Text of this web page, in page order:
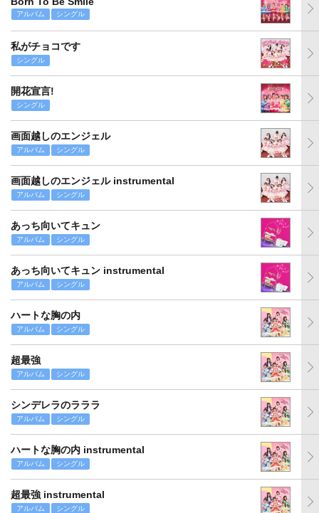
アルバム シングル
私がチョコです
シングル
開花宣言!
シングル
画面越しのエンジェル
アルバム シングル
画面越しのエンジェル instrumental
アルバム シングル
あっち向いてキュン
アルバム シングル
あっち向いてキュン instrumental
アルバム シングル
ハートな胸の内
アルバム シングル
超最強
アルバム シングル
シンデレラのラララ
アルバム シングル
ハートな胸の内 instrumental
アルバム シングル
超最強 instrumental
アルバム シングル